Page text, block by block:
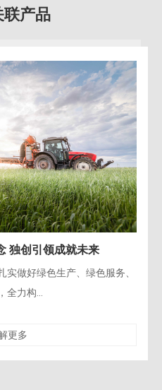
联产品
独创引领成就未来
做好绿色生产、绿色服务、
全力构...
更多